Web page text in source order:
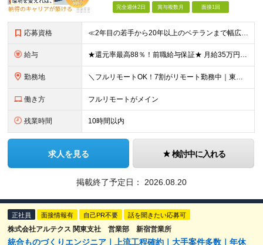
完全週休2日 賞与複数月 面接1回
応募資格 ≪2年目の若手から20年以上のベテランまで幅広く活躍！≫ ■組込系開発の実務経験をお持ちの方(フェーズや言語、リーダー経験などは一切不問) ■学歴不問 ＼下記経験をお持ちの方は優遇します／ ●C言語
給与 ★還元率最高88％！前職給与保証★ 月給35万円～＋賞与年2回 ★還元率は案件単価の76～88％！ ★入社祝い金10～30万円！住宅・在宅・家族など手当充実！ ◎経験・スキルなどを考慮し、優遇し
勤務地 ＼フルリモートOK！7割がリモート勤務中｜東京・愛知・大阪で積極採用中！／ 東京・神奈川・千葉・埼玉、大阪・京都・兵庫・滋賀、愛知などのプロジェクト先、または在宅勤務 ★転勤なし ★希望するエリアで
働き方 フルリモートがメイン
残業時間 10時間以内
求人を見る 検討中に入れる
掲載終了予定日： 2026.08.20
正社員 面接情報有 自己PR不要 話を聞きたい応募可
株式会社アルテクス 関東支社 営業部 新宿営業所
統合ものづくりエンジニア｜上流工程確約｜大手案件多数｜年休